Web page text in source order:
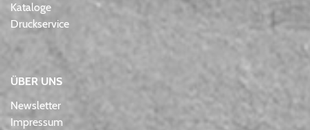
Kataloge
Druckservice
ÜBER UNS
Newsletter
Impressum